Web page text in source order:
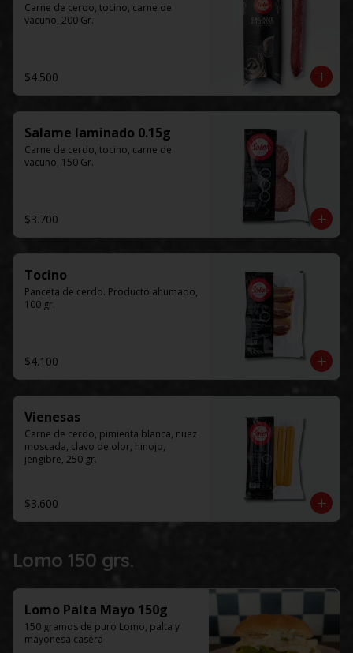
Carne de cerdo, tocino, carne de
vacuno, 200 Gr.
$4.500
Salame laminado 0.15g
Carne de cerdo, tocino, carne de
vacuno, 150 Gr.
$3.700
Tocino
Panceta de cerdo. Producto ahumado,
100 gr.
$4.100
Vienesas
Carne de cerdo, pimienta blanca, nuez
moscada, clavo de olor, hinojo,
jengibre, 250 gr.
$3.600
Lomo 150 grs.
Lomo Palta Mayo 150g
150 gramos de puro Lomo, palta y
mayonesa casera